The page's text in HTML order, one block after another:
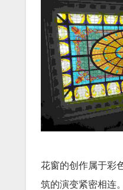
花窗的创作属于彩
筑的演变紧密相连